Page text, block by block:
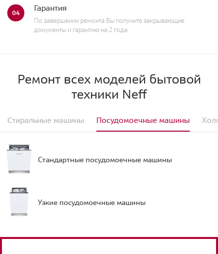
04 Гарантия
По завершении ремонта Вы получите закрывающие
документы и гарантию на 2 года
Ремонт всех моделей бытовой
техники Neff
Стиральные машины Посудомоечные машины
Стандартные посудомоечные машины
Узкие посудомоечные машины